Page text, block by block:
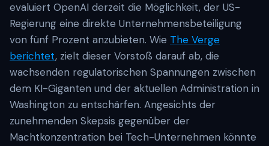
evaluiert OpenAI derzeit die Möglichkeit, der US-
Regierung eine direkte Unternehmensbeteiligung
von fünf Prozent anzubieten. Wie The Verge
berichtet, zielt dieser Vorstoß darauf ab, die
wachsenden regulatorischen Spannungen zwischen
dem KI-Giganten und der aktuellen Administration in
Washington zu entschärfen. Angesichts der
zunehmenden Skepsis gegenüber der
Machtkonzentration bei Tech-Unternehmen könnte